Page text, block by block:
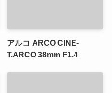
アルコ ARCO CINE-
T.ARCO 38mm F1.4